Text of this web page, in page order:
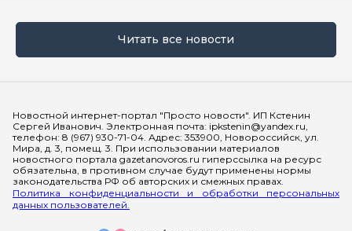
Читать все новости
Новостной интернет-портал "Просто новости". ИП Кстенин
Сергей Иванович. Электронная почта: ipkstenin@yandex.ru,
телефон: 8 (967) 930-71-04. Адрес: 353900, Новороссийск, ул.
Мира, д. 3, помещ. 3. При использовании материалов
новостного портала gazetanovoros.ru гиперссылка на ресурс
обязательна, в противном случае будут применены нормы
законодательства РФ об авторских и смежных правах.
Политика конфиденциальности и обработки персональных
данных пользователей.